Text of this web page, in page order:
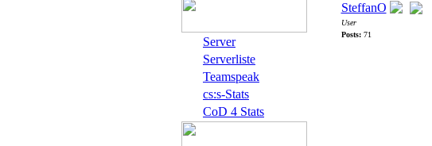
Server
Serverliste
Teamspeak
cs:s-Stats
CoD 4 Stats
SteffanO
User
Posts:71